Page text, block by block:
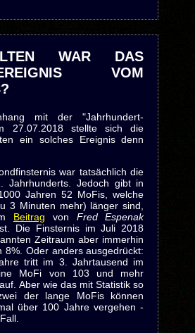
WAR DAS
VOM
mit der "Jahrhundert-
27.07.2018 stellte sich die
ein solches Ereignis denn
war tatsächlich die
Jahrhunderts. Jedoch gibt in
Jahren 52 MoFis, welche
3 Minuten mehr) länger sind,
Beitrag von Fred Espenak
Die Finsternis im Juli 2018
Zeitraum aber immerhin
8%. Oder anders ausgedrückt:
tritt im 3. Jahrtausend im
MoFi von 103 und mehr
Aber wie das mit Statistik so
der lange MoFis können
über 100 Jahre vergehen -